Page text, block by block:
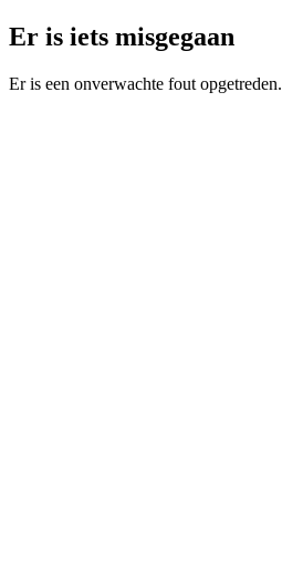
Er is iets misgegaan
Er is een onverwachte fout opgetreden.